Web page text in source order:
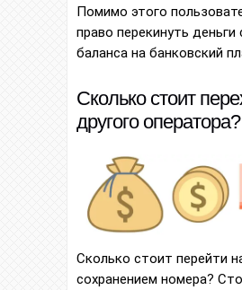
Помимо этого
право перекинуть деньги
баланса на банковский
Сколько стоит
другого оператора?
Сколько стоит перейти
сохранением номера?